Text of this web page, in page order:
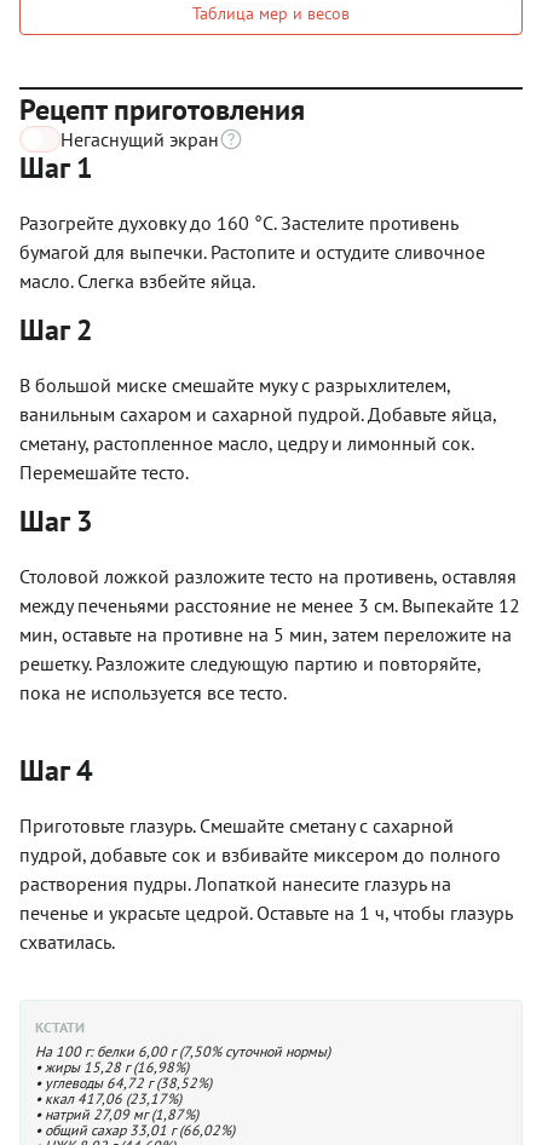
Таблица мер и весов
Рецепт приготовления
Негаснущий экран
Шаг 1
Разогрейте духовку до 160 °С. Застелите противень
бумагой для выпечки. Растопите и остудите сливочное
масло. Слегка взбейте яйца.
Шаг 2
В большой миске смешайте муку с разрыхлителем,
ванильным сахаром и сахарной пудрой. Добавьте яйца,
сметану, растопленное масло, цедру и лимонный сок.
Перемешайте тесто.
Шаг 3
Столовой ложкой разложите тесто на противень, оставляя
между печеньями расстояние не менее 3 см. Выпекайте 12
мин, оставьте на противне на 5 мин, затем переложите на
решетку. Разложите следующую партию и повторяйте,
пока не используется все тесто.
Шаг 4
Приготовьте глазурь. Смешайте сметану с сахарной
пудрой, добавьте сок и взбивайте миксером до полного
растворения пудры. Лопаткой нанесите глазурь на
печенье и украсьте цедрой. Оставьте на 1 ч, чтобы глазурь
схватилась.
КСТАТИ
На 100 г: белки 6,00 г (7,50% суточной нормы)
• жиры 15,28 г (16,98%)
• углеводы 64,72 г (38,52%)
• ккал 417,06 (23,17%)
• натрий 27,09 мг (1,87%)
• общий сахар 33,01 г (66,02%)